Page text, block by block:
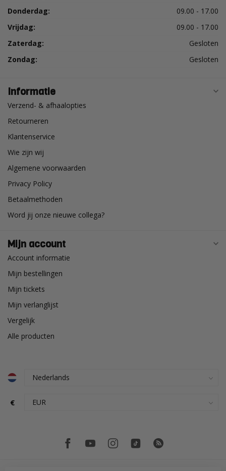
Donderdag:
09.00 - 17.00
Vrijdag:
09.00 - 17.00
Zaterdag:
Gesloten
Zondag:
Gesloten
Informatie
Verzend- & afhaalopties
Retourneren
Klantenservice
Wie zijn wij
Algemene voorwaarden
Privacy Policy
Betaalmethoden
Word jij onze nieuwe collega?
Mijn account
Account informatie
Mijn bestellingen
Mijn tickets
Mijn verlanglijst
Vergelijk
Alle producten
€